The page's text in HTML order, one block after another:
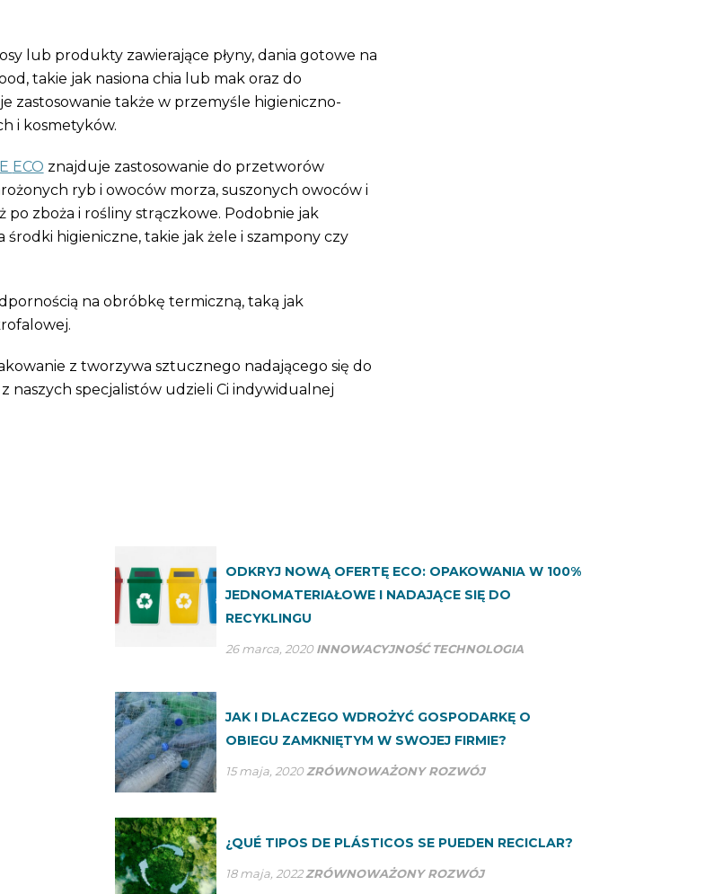
lub produkty zawierające płyny, dania gotowe na
takie jak nasiona chia lub mak oraz do
zastosowanie także w przemyśle higieniczno-
i kosmetyków.
ECO znajduje zastosowanie do przetworów
ryb i owoców morza, suszonych owoców i
zboża i rośliny strączkowe. Podobnie jak
higieniczne, takie jak żele i szampony czy
na obróbkę termiczną, taką jak
z tworzywa sztucznego nadającego się do
specjalistów udzieli Ci indywidualnej
ODKRYJ NOWĄ OFERTĘ ECO: OPAKOWANIA W 100%
JEDNOMATERIAŁOWE I NADAJĄCE SIĘ DO
RECYKLINGU
26 marca, 2020 INNOWACYJNOŚĆ TECHNOLOGIA
JAK I DLACZEGO WDROŻYĆ GOSPODARKĘ O
OBIEGU ZAMKNIĘTYM W SWOJEJ FIRMIE?
15 maja, 2020 ZRÓWNOWAŻONY ROZWÓJ
¿QUÉ TIPOS DE PLÁSTICOS SE PUEDEN RECICLAR?
18 maja, 2022 ZRÓWNOWAŻONY ROZWÓJ